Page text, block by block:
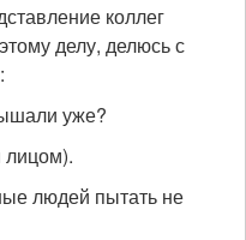
коллег
делу, делюсь с
уже?
людей пытать не